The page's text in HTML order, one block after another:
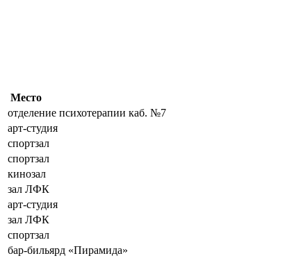
Место
отделение психотерапии каб. №7
арт-студия
спортзал
спортзал
кинозал
зал ЛФК
арт-студия
зал ЛФК
спортзал
бар-бильярд «Пирамида»